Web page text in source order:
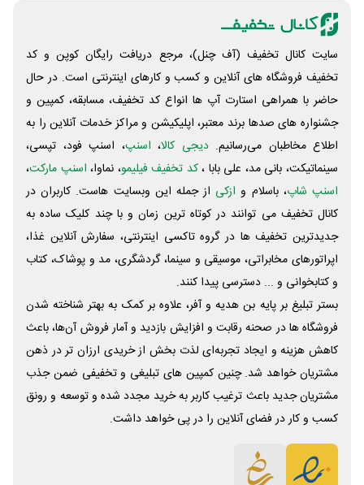
سایت کانال تخفیف (آف چنل)، مرجع دریافت رایگان کوپن و کد
تخفیف فروشگاه های آنلاین و کسب و‌ کارهای اینترنتی است. در حال
حاضر با همراهی استارت آپ ها انواع کد تخفیف، مسابقه، کمپین و
جشنواره های صدها برند معتبر، اپلیکیشن و مراکز خدمات آنلاین را به
اطلاع مخاطبان می‌رسانیم. دیجی کالا، اسنپ، اسنپ فود، تپسی،
سینماتیکت، بانی مد، علی‌ بابا ،کد تخفیف فیلیمو، نماوا، اسنپ مارکت،
اسنپ شاپ، باسلام و ازکی از جمله این وبسایت ‌هاست. کاربران در
کانال تخفیف می توانند در کوتاه ترین زمان و با چند کلیک ساده به
جدیدترین تخفیف ها در گروه تاکسی اینترنتی، سفارش آنلاین غذا،
اپراتورهای مخابراتی، موسیقی و سینما، گردشگری، مد و پوشاک، کتاب
و کتابخوانی و ... دسترسی پیدا کنند.
بستر تبلیغ بر پایه بن هدیه و آفر، علاوه بر کمک به بهتر شناخته شدن
فروشگاه ها در صحنه رقابت و افزایش بازدید و آمار فروش آن‌ها، باعث
کاهش هزینه و ایجاد تجربه‌ای لذت بخش از خریدی ارزان تر در ذهن
مشتریان خواهد شد. چنین کمپین های تبلیغی و تخفیفی ضمن جذب
مشتریان جدید باعث ترغیب کاربر به خرید مجدد شده و توسعه و رونق
کسب و کار در فضای آنلاین را در پی خواهد داشت.